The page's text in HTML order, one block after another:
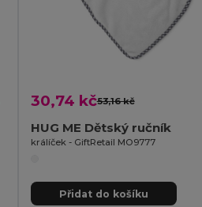
30,74 kč53,16 kč
HUG ME Dětský ručník
králíček - GiftRetail MO9777
Přidat do košíku